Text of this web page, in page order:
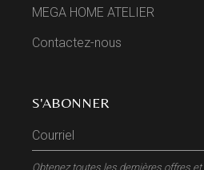
MEGA HOME ATELIER
Contactez-nous
S'ABONNER
Obtenez toutes les dernières offres